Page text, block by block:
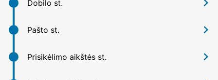
Dobilo st. 󰅂
Pašto st. 󰅂
Prisikėlimo aikštės st. 󰅂